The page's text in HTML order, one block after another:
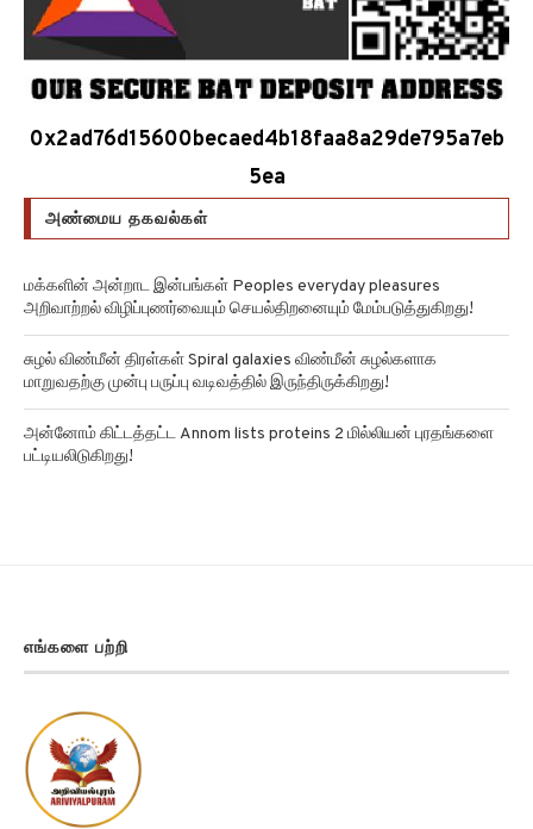
0x2ad76d15600becaed4b18faa8a29de795a7eb
5ea
அண்மைய தகவல்கள்
மக்களின் அன்றாட இன்பங்கள் Peoples everyday pleasures
அறிவாற்றல் விழிப்புணர்வையும் செயல்திறனையும் மேம்படுத்துகிறது!
சுழல் விண்மீன் திரள்கள் Spiral galaxies விண்மீன் சுழல்களாக
மாறுவதற்கு முன்பு பருப்பு வடிவத்தில் இருந்திருக்கிறது!
அன்னோம் கிட்டத்தட்ட Annom lists proteins 2 மில்லியன் புரதங்களை
பட்டியலிடுகிறது!
எங்களை பற்றி